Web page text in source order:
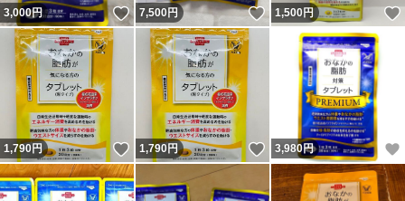
3,000円 いいね！
7,500円 いいね！
1,500円
1,790円 いいね！
1,790円 いいね！
3,980円